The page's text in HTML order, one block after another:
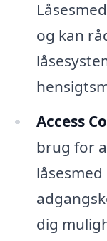
og kan
Access
brug for
dig